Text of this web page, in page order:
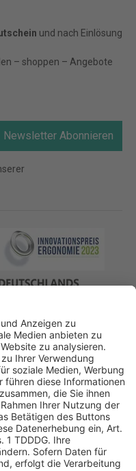
und nach Einlösung
– shoppen – Angebote
Newsletter Abonnieren
Impressum